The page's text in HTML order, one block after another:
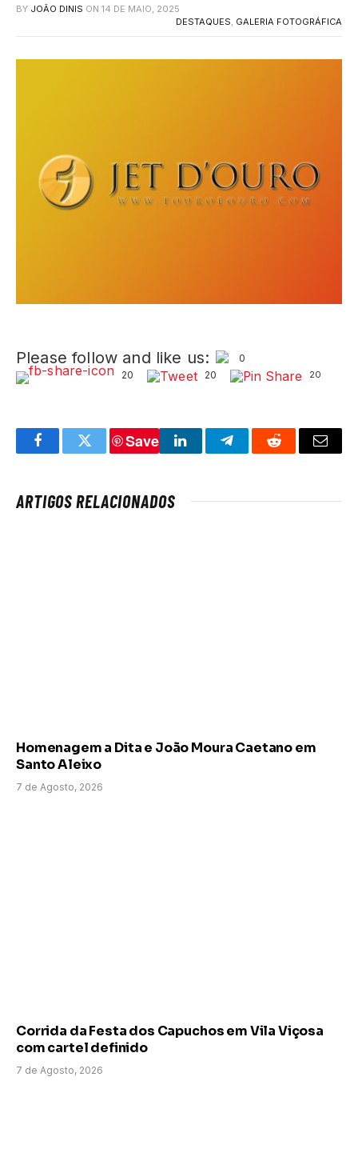
BY JOÃO DINIS ON 14 DE MAIO, 2025
DESTAQUES, GALERIA FOTOGRÁFICA
Please follow and like us:
0
20
20 20
FacebookTwitter
Save
LinkedInTelegramReddit Email
ARTIGOS RELACIONADOS
Homenagem a Dita e João Moura Caetano em
Santo Aleixo
7 de Agosto, 2026
Corrida da Festa dos Capuchos em Vila Viçosa
com cartel definido
7 de Agosto, 2026